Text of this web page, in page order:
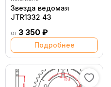
Звезда ведомая
JTR1332 43
от 3 350 ₽
Подробнее